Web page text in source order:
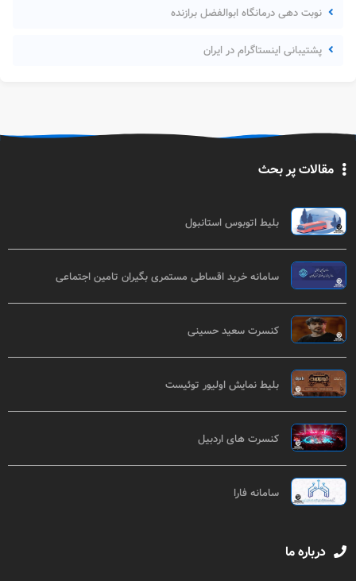
نوبت دهی درمانگاه ابوالفضل برازنده
پشتیبانی اینستاگرام در ایران
مقالات پر بحث
بلیط اتوبوس استانبول
سامانه خرید اقساطی مستمری بگیران تامین اجتماعی
کنسرت سعید حسینی
بلیط نمایش اولیور توئیست
کنسرت های اردبیل
سامانه فارا
درباره ما